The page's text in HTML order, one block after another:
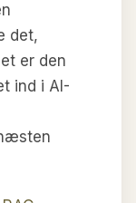
det,
er den
ind i AI-